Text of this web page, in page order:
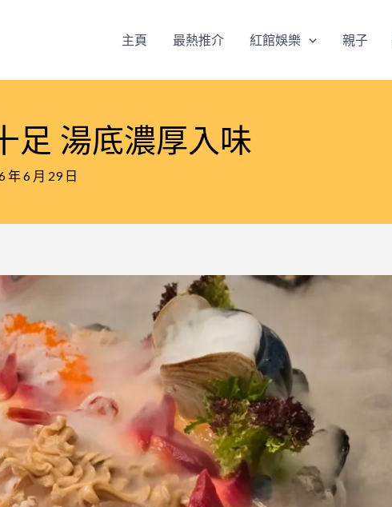
主頁 最熱推介 紅館娛樂 親子
足 湯底濃厚入味
年 6 月 29 日